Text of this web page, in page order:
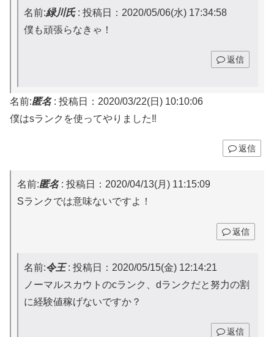
名前:緑川氏: 投稿日：2020/05/06(水) 17:34:58
僕も頑張らなきゃ！
返信
名前:匿名: 投稿日：2020/03/22(日) 10:10:06
僕はsランクを使ってやりました‼
返信
名前:匿名: 投稿日：2020/04/13(月) 11:15:09
Sランクでは意味ないですよ！
返信
名前:令王: 投稿日：2020/05/15(金) 12:14:21
ノーマルスカウトのcランク、dランクだと努力の割
に経験値稼げないですか？
返信